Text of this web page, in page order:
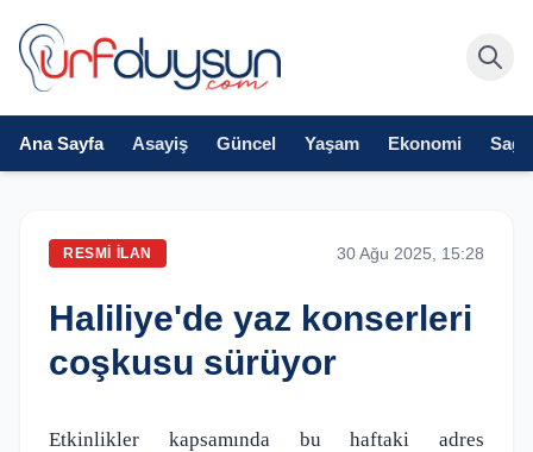
Ana Sayfa Asayiş Güncel Yaşam Ekonomi
RESMI İLAN 30 Ağu 2025, 15:28
Haliliye'de yaz konserleri
coşkusu sürüyor
Etkinlikler kapsamında bu haftaki adres